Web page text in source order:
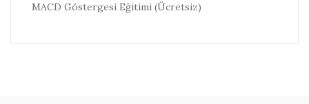
MACD Göstergesi Eğitimi (Ücretsiz)